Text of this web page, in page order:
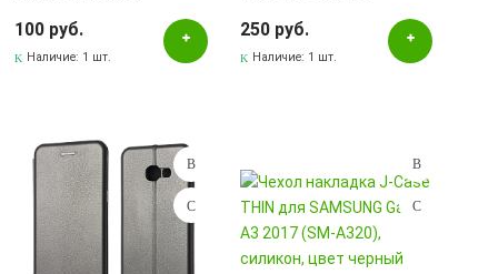
прозрачный
100 руб.
Наличие: 1 шт.
250 руб.
Наличие: 1 шт.